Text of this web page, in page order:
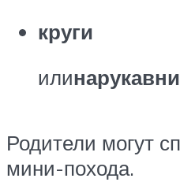
круги
или
Родители могут
мини-похода.